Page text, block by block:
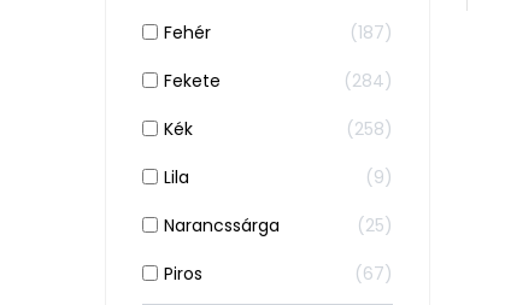
Fehér
187
Fekete
284
Kék
258
Lila
9
Narancssárga
25
Piros
67
Ez a weboldal a jogszabályoknak